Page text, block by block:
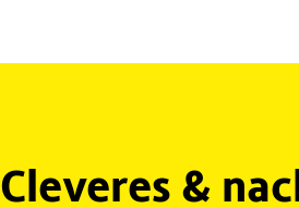
Cleveres &